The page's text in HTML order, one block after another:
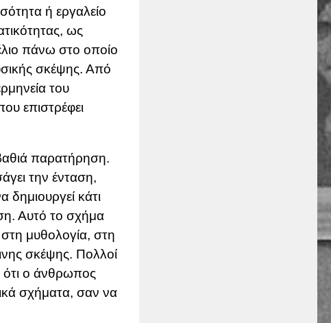
ή εργαλείο
ως
πάνω στο οποίο
σκέψης. Από
του
επιστρέφει
παρατήρηση.
την ένταση,
δημιουργεί κάτι
Αυτό το σχήμα
μυθολογία, στη
σκέψης. Πολλοί
ότι ο άνθρωπος
σχήματα, σαν να